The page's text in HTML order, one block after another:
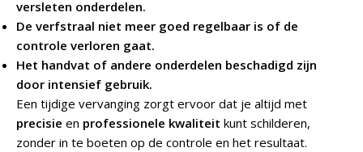
versleten onderdelen.
De verfstraal niet meer goed regelbaar is of de
controle verloren gaat.
Het handvat of andere onderdelen beschadigd zijn
door intensief gebruik.
Een tijdige vervanging zorgt ervoor dat je altijd met
precisie en professionele kwaliteit kunt schilderen,
zonder in te boeten op de controle en het resultaat.